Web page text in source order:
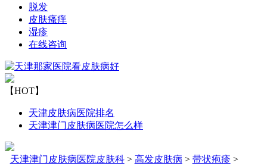
脱发
皮肤瘙痒
湿疹
在线咨询
【HOT】
天津皮肤病医院排名
天津津门皮肤病医院怎么样
天津津门皮肤病医院皮肤科> 高发皮肤病 > 带状疱疹 >